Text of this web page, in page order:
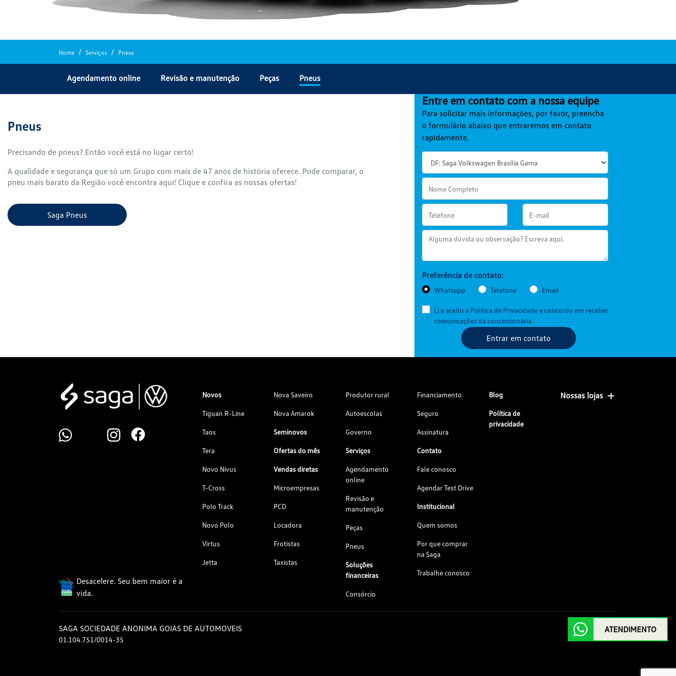
Home Serviços Pneus
Agendamento online Revisão e manutenção Peças Pneus
Pneus
Precisando de pneus? Então você está no lugar certo!
A qualidade e segurança que só um Grupo com mais de 47 anos de história oferece. Pode comparar, o
pneu mais barato da Região você encontra aqui! Clique e confira as nossas ofertas!
Saga Pneus
Entre em contato com a nossa equipe
Para solicitar mais informações, por favor, preencha
o formulário abaixo que entraremos em contato
rapidamente.
Preferência de contato:
Whatsapp Telefone Email
Li e aceito a Política de Privacidadee concordo em receber
comunicações da concessionária.
Entrar em contato
Desacelere. Seu bem maior é a
vida.
Novos
Tiguan R-Line
Taos
Tera
Novo Nivus
T-Cross
Polo Track
Novo Polo
Virtus
Jetta
Nova Saveiro
Nova Amarok
Seminovos
Ofertas do mês
Vendas diretas
Microempresas
PCD
Locadora
Frotistas
Taxistas
Produtor rural
Autoescolas
Governo
Serviços
Agendamento
online
Revisão e
manutenção
Peças
Pneus
Soluções
financeiras
Consórcio
Financiamento
Seguro
Assinatura
Contato
Fale conosco
Agendar Test Drive
Institucional
Quem somos
Por que comprar
na Saga
Trabalhe conosco
Blog
Política de
privacidade
Nossas lojas
SAGA SOCIEDADE ANONIMA GOIAS DE AUTOMOVEIS
01.104.751/0014-35
ATENDIMENTO